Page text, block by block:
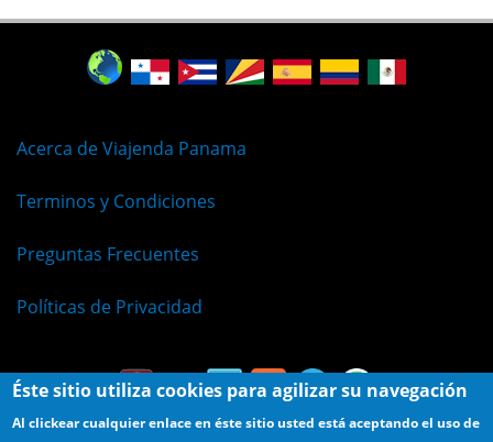
Acerca de Viajenda Panama
Terminos y Condiciones
Preguntas Frecuentes
Políticas de Privacidad
Éste sitio utiliza cookies para agilizar su navegación
Al clickear cualquier enlace en éste sitio usted está aceptando el uso de